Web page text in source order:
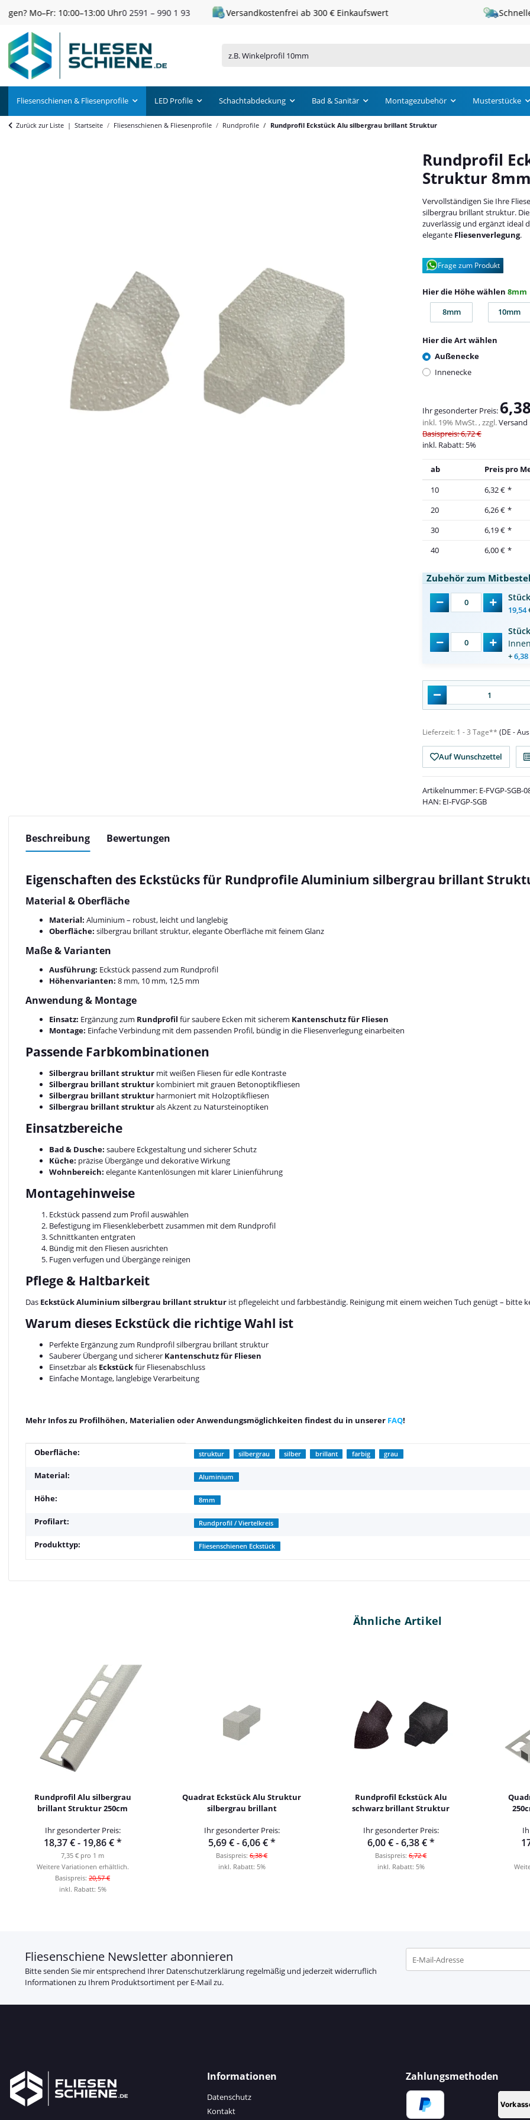
Versandkostenfrei ab 300 € Einkaufswert Schneller Versand · 1 – 3 Werktage
Fliesenschienen & Fliesenprofile LED Profile Schachtabdeckung Bad & Sanitär Montagezubehör Musterstücke
Zurück zur Liste Startseite Fliesenschienen & Fliesenprofile Rundprofile Rundprofil Eckstück Alu silbergrau brillant Struktur
Rundprofil
Struktur
Vervollständigen Sie Ihre
silbergrau brillant struktur.
zuverlässig und ergänzt ideal
elegante Fliesenverlegung.
Frage zum Produkt
Hier die Höhe wählen 8mm
8mm
8mm 10mm
Hier die Art wählen
Außenecke
Innenecke
Ihr gesonderter Preis:
inkl. 19% MwSt. , zzgl.Versand
Basispreis: 6,72 €
inkl. Rabatt: 5%
ab
Preis pro
10
6,32 € *
20
6,26 € *
30
6,19 € *
40
6,00 € *
Zubehör zum
19,54
+6,38
Lieferzeit: 1 - 3 Tage** (DE -
Auf Wunschzettel
Artikelnummer: E-FVGP-SGB-
HAN: EI-FVGP-SGB
Beschreibung Bewertungen
Eigenschaften des Eckstücks für Rundprofile Aluminium silbergrau brillant
Material & Oberfläche
Material: Aluminium – robust, leicht und langlebig
Oberfläche: silbergrau brillant struktur, elegante Oberfläche mit feinem Glanz
Maße & Varianten
Ausführung: Eckstück passend zum Rundprofil
Höhenvarianten: 8 mm, 10 mm, 12,5 mm
Anwendung & Montage
Einsatz: Ergänzung zum Rundprofil für saubere Ecken mit sicherem Kantenschutz für Fliesen
Montage: Einfache Verbindung mit dem passenden Profil, bündig in die Fliesenverlegung einarbeiten
Passende Farbkombinationen
Silbergrau brillant struktur mit weißen Fliesen für edle Kontraste
Silbergrau brillant struktur kombiniert mit grauen Betonoptikfliesen
Silbergrau brillant struktur harmoniert mit Holzoptikfliesen
Silbergrau brillant strukturals Akzent zu Natursteinoptiken
Einsatzbereiche
Bad & Dusche: saubere Eckgestaltung und sicherer Schutz
Küche: präzise Übergänge und dekorative Wirkung
Wohnbereich: elegante Kantenlösungen mit klarer Linienführung
Montagehinweise
Eckstück passend zum Profil auswählen
Befestigung im Fliesenkleberbett zusammen mit dem Rundprofil
Schnittkanten entgraten
Bündig mit den Fliesen ausrichten
Fugen verfugen und Übergänge reinigen
Pflege & Haltbarkeit
Das Eckstück Aluminium silbergrau brillant struktur ist pflegeleicht und farbbeständig. Reinigung mit einem weichen Tuch genügt – bitte
Warum dieses Eckstück die richtige Wahl ist
Perfekte Ergänzung zum Rundprofil silbergrau brillant struktur
Sauberer Übergang und sicherer Kantenschutz für Fliesen
Einsetzbar als Eckstückfür Fliesenabschluss
Einfache Montage, langlebige Verarbeitung
Mehr Infos zu Profilhöhen, Materialien oder Anwendungsmöglichkeiten findest du in unserer FAQ!
Produkteigenschaft
Wert
Oberfläche: struktur silbergrau silber brillant farbig grau
Material: Aluminium
Höhe: 8mm
Profilart: Rundprofil / Viertelkreis
Produkttyp: Fliesenschienen Eckstück
Ähnliche Artikel
Rundprofil Alu silbergrau
brillant Struktur 250cm
Ihr gesonderter Preis:
18,37 € - 19,86 €*
7,35 € pro 1 m
Weitere Variationen erhältlich.
Basispreis: 20,57 €
inkl. Rabatt: 5%
Quadrat Eckstück Alu Struktur
silbergrau brillant
Ihr gesonderter Preis:
5,69 € -6,06 €*
Basispreis: 6,38 €
inkl. Rabatt: 5%
Rundprofil Eckstück Alu
schwarz brillant Struktur
Ihr gesonderter Preis:
6,00 € -6,38 €*
Basispreis: 6,72 €
inkl. Rabatt: 5%
Fliesenschiene Newsletter abonnieren
Bitte senden Sie mir entsprechend Ihrer Datenschutzerklärung regelmäßig und jederzeit widerruflich
Informationen zu Ihrem Produktsortiment per E-Mail zu.
Informationen
Datenschutz
Kontakt
Zahlungsmethoden